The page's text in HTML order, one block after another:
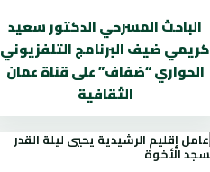
الباحث المسرحي الدكتور سعيد
كريمي ضيف البرنامج التلفزيوني
الحواري “ضفاف” على قناة عمان
الثقافية